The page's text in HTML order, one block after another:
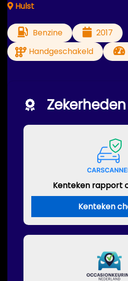
Hulst
Benzine
2017
Handgeschakeld
Zekerheden
Kenteken rapport
Kenteken